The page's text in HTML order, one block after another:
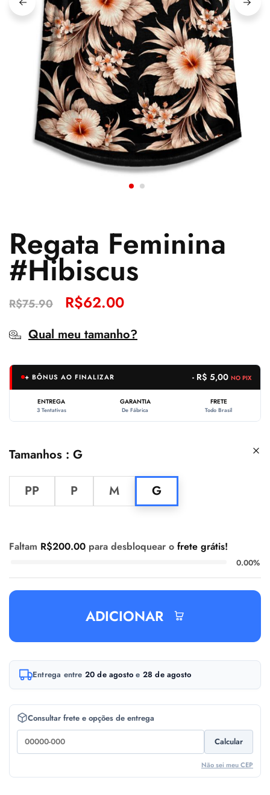
Regata Feminina
#Hibiscus
R$75.90 R$62.00
Qual meu tamanho?
+ BÔNUS AO FINALIZAR - R$ 5,00 NO PIX
ENTREGA
3 Tentativas
GARANTIA
De Fábrica
FRETE
Todo Brasil
Tamanhos G
PP P M G
Faltam R$200.00 para desbloquear o frete grátis!
0.00%
ADICIONAR
A
Entrega entre 20 de agosto e 28 de agosto
Consultar frete e opções de entrega
Calcular
Não sei meu CEP